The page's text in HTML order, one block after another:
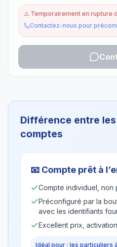
⚠️ Temporairement en rupture
Contactez-nous pour
Différence entre
comptes
📧 Compte prêt à
Compte individuel, non
Préconfiguré par la
avec les identifiants
Excellent prix,
Idéal pour : les particuliers